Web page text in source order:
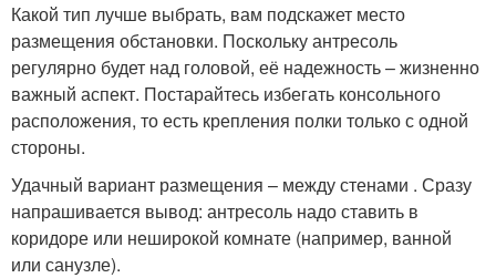
Какой тип лучше выбрать, вам подскажет место
размещения обстановки. Поскольку антресоль
регулярно будет над головой, её надежность – жизненно
важный аспект. Постарайтесь избегать консольного
расположения, то есть крепления полки только с одной
стороны.
Удачный вариант размещения – между стенами . Сразу
напрашивается вывод: антресоль надо ставить в
коридоре или неширокой комнате (например, ванной
или санузле).